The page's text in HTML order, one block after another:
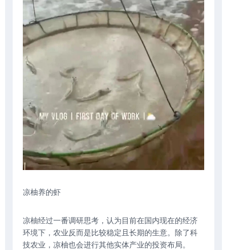
凉柚养的虾
凉柚经过一番调研思考，认为目前在国内现在的经济
环境下，农业反而是比较稳定且长期的生意。除了科
技农业，凉柚也会进行其他实体产业的投资布局。